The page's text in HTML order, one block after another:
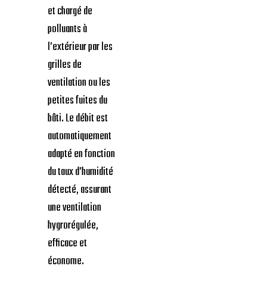
et chargé de
polluants à
l’extérieur par les
grilles de
ventilation ou les
petites fuites du
bâti. Le débit est
automatiquement
adapté en fonction
du taux d’humidité
détecté, assurant
une ventilation
hygrorégulée,
efficace et
économe.